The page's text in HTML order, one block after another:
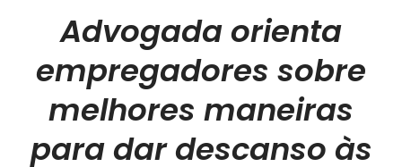
Advogada orienta
empregadores sobre
melhores maneiras
para dar descanso às